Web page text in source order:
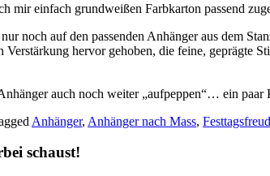
mir einfach grundweißen Farbkarton passend
noch auf den passenden Anhänger aus dem
Verstärkung hervor gehoben, die feine,
auch noch weiter „aufpeppen“… ein paar
Anhänger, Anhänger nach Mass,
schaust!